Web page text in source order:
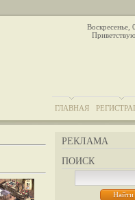
Воскресенье,
ГЛАВНАЯ
РЕКЛАМА
ПОИСК